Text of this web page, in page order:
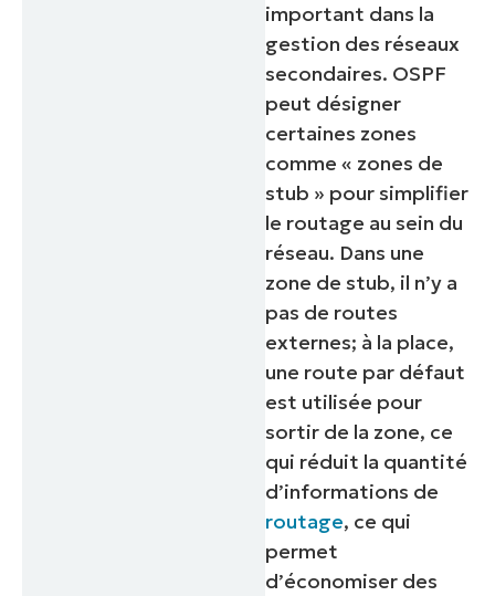
important dans la
gestion des réseaux
secondaires. OSPF
peut désigner
certaines zones
comme « zones de
stub » pour simplifier
le routage au sein du
réseau. Dans une
zone de stub, il n’y a
pas de routes
externes; à la place,
une route par défaut
est utilisée pour
sortir de la zone, ce
qui réduit la quantité
d’informations de
routage, ce qui
permet
d’économiser des